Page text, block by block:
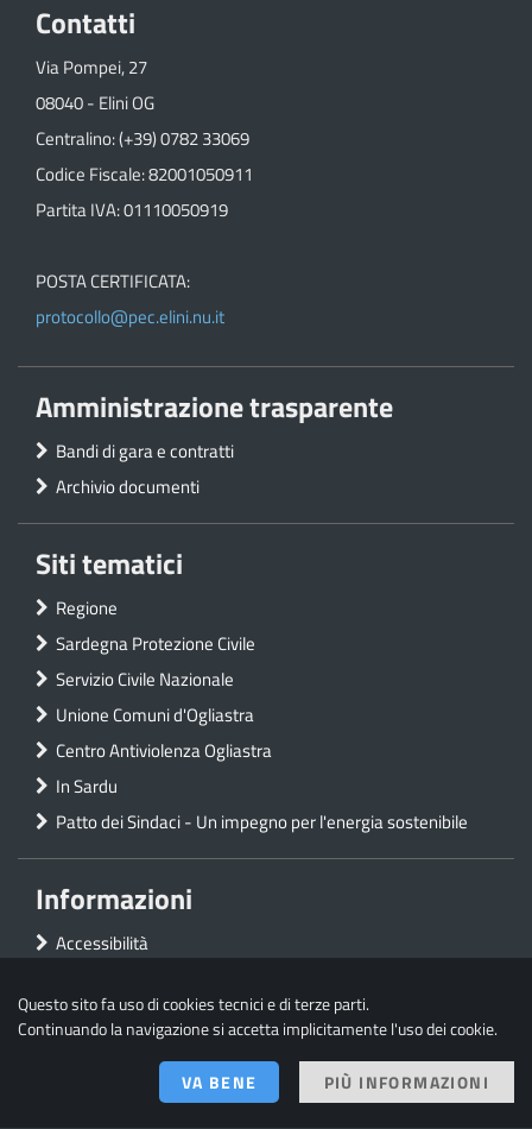
Questo sito fa uso di cookies tecnici e di terze parti.
Continuando la navigazione si accetta implicitamente l'uso dei cookie.
VA BENE PIÙ INFORMAZIONI
Contatti
Via Pompei, 27
08040 - Elini OG
Centralino: (+39) 0782 33069
Codice Fiscale: 82001050911
Partita IVA: 01110050919
POSTA CERTIFICATA:
protocollo@pec.elini.nu.it
Amministrazione trasparente
Bandi di gara e contratti
Archivio documenti
Siti tematici
Regione
Sardegna Protezione Civile
Servizio Civile Nazionale
Unione Comuni d'Ogliastra
Centro Antiviolenza Ogliastra
In Sardu
Patto dei Sindaci - Un impegno per l'energia sostenibile
Informazioni
Accessibilità
Mappa del sito